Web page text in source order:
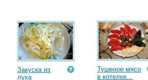
Закуска из
лука
Тушеное мясо
в котелке...